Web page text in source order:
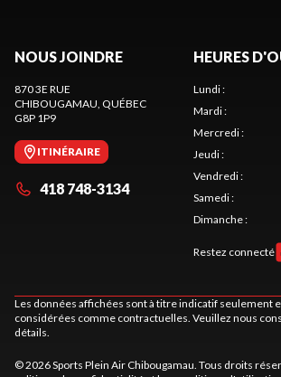
NOUS JOINDRE
870 3E RUE
CHIBOUGAMAU, QUÉBEC
G8P 1P9
ITINÉRAIRE
418 748-3134
HEURES
Lundi:
Mardi:
Mercredi:
Jeudi:
Vendredi:
Samedi:
Dimanche:
Restez connecté
Les données affichées sont à titre indicatif seulement
considérées comme contractuelles. Veuillez nous
détails.
© 2026 Sports Plein Air Chibougamau. Tous droits